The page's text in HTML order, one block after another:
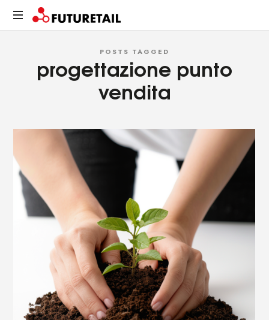
FUTURETAIL
relazioni.
POSTS TAGGED
progettazione punto
vendita